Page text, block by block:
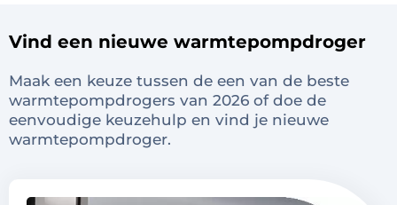
Vind een nieuwe warmtepompdroger
Maak een keuze tussen de een van de beste
warmtepompdrogers van 2026 of doe de
eenvoudige keuzehulp en vind je nieuwe
warmtepompdroger.